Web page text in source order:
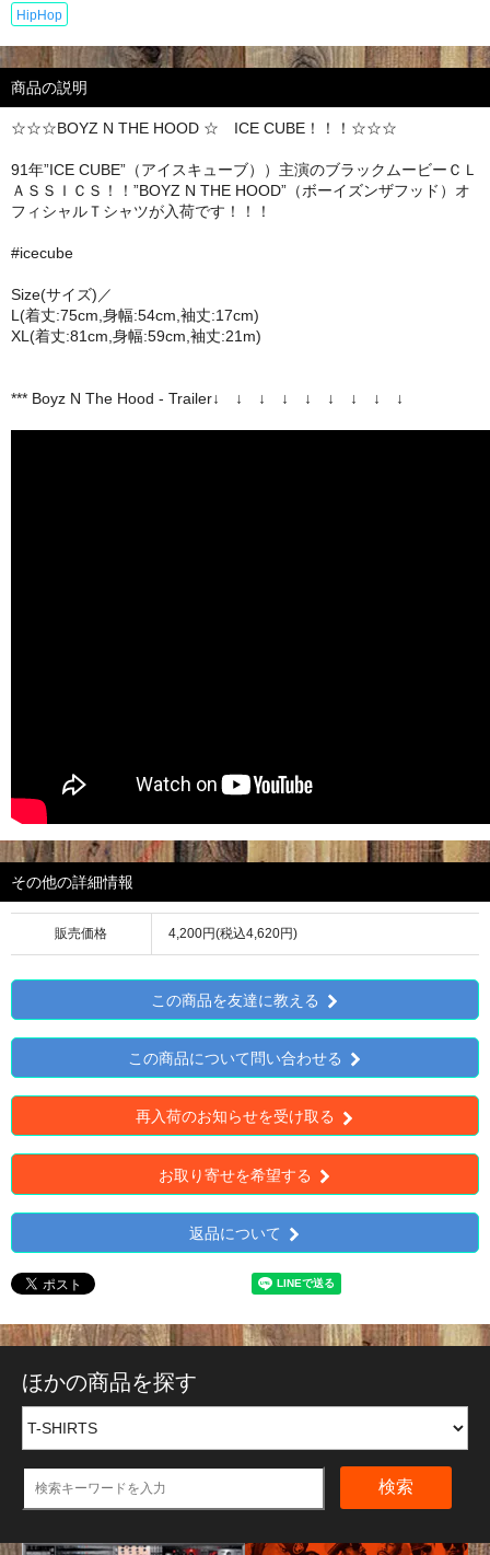
HipHop
商品の説明
☆☆☆BOYZ N THE HOOD ☆ ICE CUBE！！！☆☆☆
91年”ICE CUBE”（アイスキューブ））主演のブラックムービーＣＬ
ＡＳＳＩＣＳ！！”BOYZ N THE HOOD”（ボーイズンザフッド）オ
フィシャルＴシャツが入荷です！！！
#icecube
Size(サイズ)／
L(着丈:75cm,身幅:54cm,袖丈:17cm)
XL(着丈:81cm,身幅:59cm,袖丈:21m)
*** Boyz N The Hood - Trailer↓ ↓ ↓ ↓ ↓ ↓ ↓ ↓ ↓
その他の詳細情報
販売価格 4,200円(税込4,620円)
この商品を友達に教える
この商品について問い合わせる
再入荷のお知らせを受け取る
お取り寄せを希望する
返品について
ほかの商品を探す
検索